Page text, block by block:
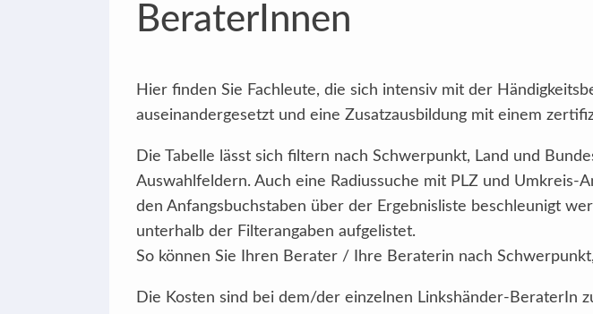
BeraterInnen
Hier finden Sie Fachleute, die sich intensiv mit der
auseinandergesetzt und eine Zusatzausbildung mit einem
Die Tabelle lässt sich filtern nach Schwerpunkt, Land und
Auswahlfeldern. Auch eine Radiussuche mit PLZ und
den Anfangsbuchstaben über der Ergebnisliste beschleunigt
unterhalb der Filterangaben aufgelistet.
So können Sie Ihren Berater / Ihre Beraterin nach
Die Kosten sind bei dem/der einzelnen Linkshänder-BeraterIn